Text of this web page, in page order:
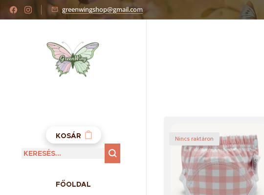
greenwingshop@gmail.com
KOSÁR
FŐOLDAL
Nincs raktáron